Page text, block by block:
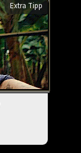
Extra Tipp